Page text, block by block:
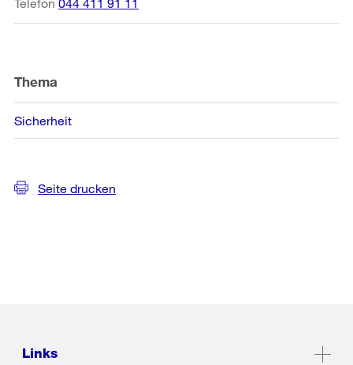
Thema
Sicherheit
Seite drucken
Links